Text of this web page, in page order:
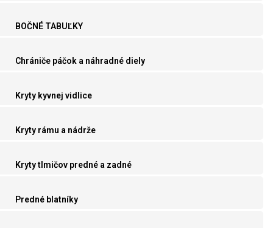
BOČNÉ TABUĽKY
Chrániče páčok a náhradné diely
Kryty kyvnej vidlice
Kryty rámu a nádrže
Kryty tlmičov predné a zadné
Predné blatníky